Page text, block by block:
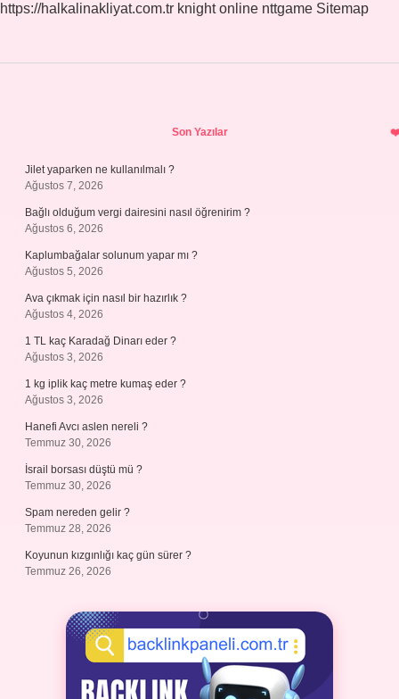
https://halkalinakliyat.com.tr knight online nttgame Sitemap
Son Yazılar
Jilet yaparken ne kullanılmalı ?
Ağustos 7, 2026
Bağlı olduğum vergi dairesini nasıl öğrenirim ?
Ağustos 6, 2026
Kaplumbağalar solunum yapar mı ?
Ağustos 5, 2026
Ava çıkmak için nasıl bir hazırlık ?
Ağustos 4, 2026
1 TL kaç Karadağ Dinarı eder ?
Ağustos 3, 2026
1 kg iplik kaç metre kumaş eder ?
Ağustos 3, 2026
Hanefi Avcı aslen nereli ?
Temmuz 30, 2026
İsrail borsası düştü mü ?
Temmuz 30, 2026
Spam nereden gelir ?
Temmuz 28, 2026
Koyunun kızgınlığı kaç gün sürer ?
Temmuz 26, 2026